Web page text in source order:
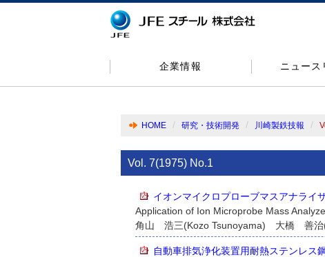
企業情報 ニュース
HOME 研究・技術開発 川崎製鉄技報
Vol. 7(1975) No.1
イオンマイクロプローブマスアナライ
Application of Ion Microprobe Mass
角山 浩三(Kozo Tsunoyama) 大橋 善治
自動車排気浄化装置用耐熱ステンレス